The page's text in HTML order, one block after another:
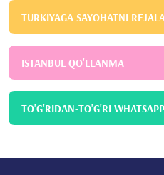
TURKIYAGA SAYOHATNI
ISTANBUL QO'LLANMA
TO'G'RIDAN-TO'G'RI WHATSAPP